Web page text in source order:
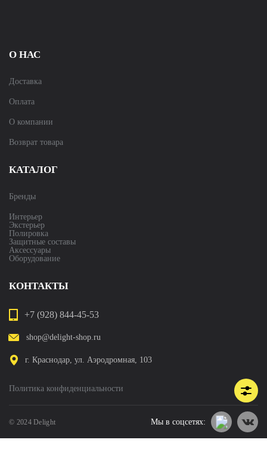
О НАС
Доставка
Оплата
О компании
Возврат товара
КАТАЛОГ
Бренды
Интерьер
Экстерьер
Полировка
Защитные составы
Аксессуары
Оборудование
КОНТАКТЫ
+7 (928) 844-45-53
shop@delight-shop.ru
г. Краснодар, ул. Аэродромная, 103
© 2024 Delight
Политика конфиденциальности
Мы в соцсетях: